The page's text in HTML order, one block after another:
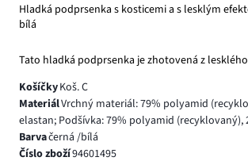
Hladká podprsenka s kosticemi a s lesklým
bílá
Tato hladká podprsenka je zhotovená z
KošíčkyKoš. C
MateriálVrchný materiál: 79% polyamid
elastan; Podšívka: 79% polyamid (recyklovaný),
Barvačerná /bílá
Číslo zboží94601495